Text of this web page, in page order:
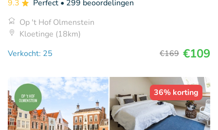
9.3 Perfect • 299 beoordelingen
Op 't Hof Olmenstein
Kloetinge (18km)
Verkocht: 25
€169 €109
36% korting